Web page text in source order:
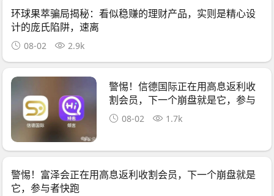
环球果萃骗局揭秘：看似稳赚的理财产品，实则是精心设
计的庞氏陷阱，速离
08-02 2.9k
警惕！信德国际正在用高息返利收
割会员，下一个崩盘就是它，参与
者快跑
08-02 1.7k
警惕！富泽会正在用高息返利收割会员，下一个崩盘就是
它，参与者快跑